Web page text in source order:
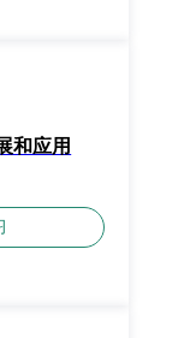
和应用